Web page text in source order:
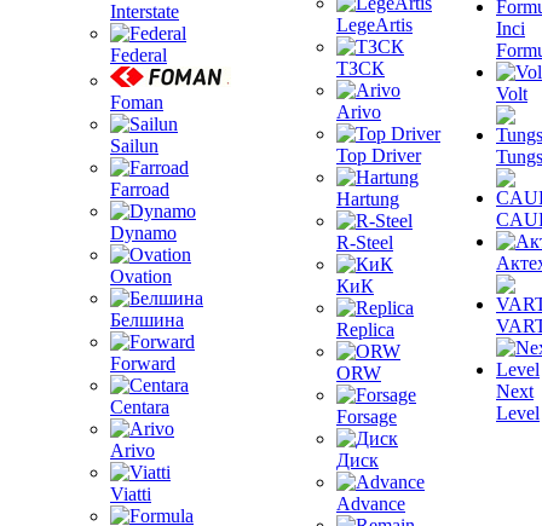
Interstate
Federal
Foman
Sailun
Farroad
Dynamo
Ovation
Белшина
Forward
Centara
Arivo
Viatti
LegeArtis
ТЗСК
Arivo
Top Driver
Hartung
R-Steel
КиК
Replica
ORW
Forsage
Диск
Advance
Inci
Volt
Next
Level